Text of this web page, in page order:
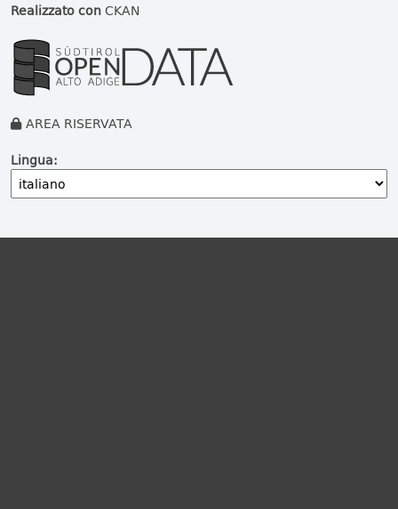
Realizzato conCKAN
AREA RISERVATA
Lingua